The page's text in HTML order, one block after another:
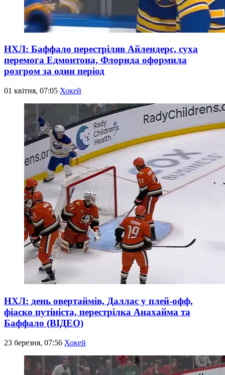
НХЛ: Баффало перестріляв Айлендерс, суха
перемога Едмонтона, Флорида оформила
розгром за один період
01 квітня, 07:05 Хокей
НХЛ: день овертаймів, Даллас у плей-офф,
фіаско путініста, перестрілка Анахайма та
Баффало (ВІДЕО)
23 березня, 07:56 Хокей